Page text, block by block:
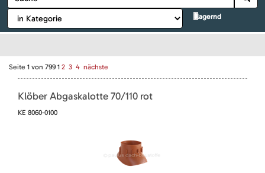
lagernd
Seite 1 von 799 1 2 3 4 nächste
Klöber Abgaskalotte 70/110 rot
KE 8060-0100